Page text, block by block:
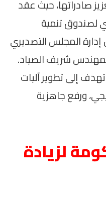
صادراتها، حيث عقد
لصندوق تنمية
المجلس التصديري
شريف الصياد.
إلى تطوير آليات
ورفع جاهزية
لزيادة